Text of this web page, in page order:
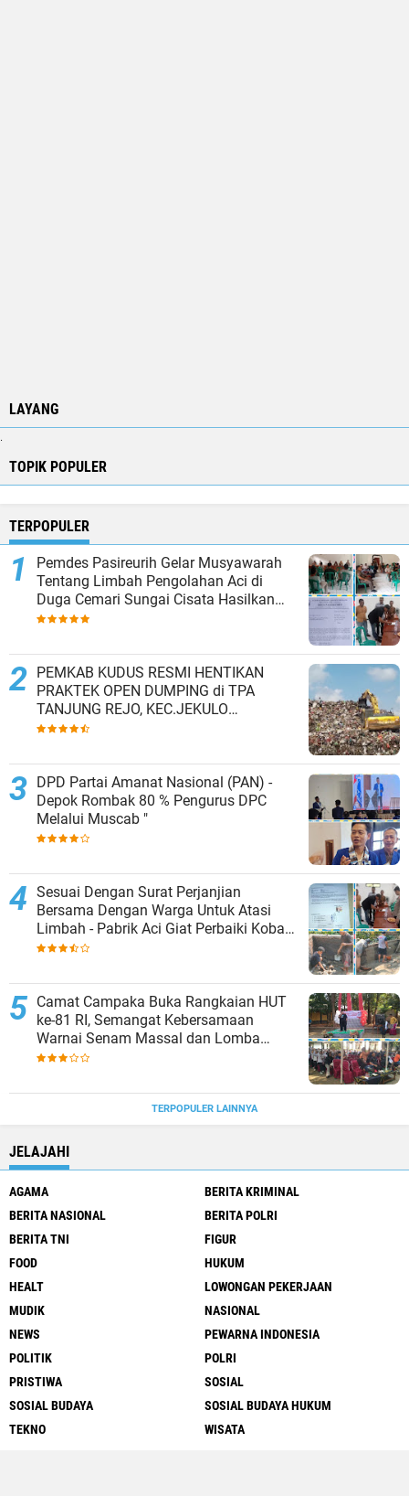
LAYANG
.
TOPIK POPULER
TERPOPULER
Pemdes Pasireurih Gelar Musyawarah
Tentang Limbah Pengolahan Aci di
Duga Cemari Sungai Cisata Hasilkan
Kesepakatan Tutup Sementara
PEMKAB KUDUS RESMI HENTIKAN
PRAKTEK OPEN DUMPING di TPA
TANJUNG REJO, KEC.JEKULO
KAB.KUDUS,BERLAKUKAN SISTEM
DPD Partai Amanat Nasional (PAN) -
Depok Rombak 80 % Pengurus DPC
Melalui Muscab "
Sesuai Dengan Surat Perjanjian
Bersama Dengan Warga Untuk Atasi
Limbah - Pabrik Aci Giat Perbaiki Kobak
Penampungan Air
Camat Campaka Buka Rangkaian HUT
ke-81 RI, Semangat Kebersamaan
Warnai Senam Massal dan Lomba
Karaoke Perangkat Desa
TERPOPULER LAINNYA
JELAJAHI
AGAMA
BERITA KRIMINAL
BERITA NASIONAL
BERITA POLRI
BERITA TNI
FIGUR
FOOD
HUKUM
HEALT
LOWONGAN PEKERJAAN
MUDIK
NASIONAL
NEWS
PEWARNA INDONESIA
POLITIK
POLRI
PRISTIWA
SOSIAL
SOSIAL BUDAYA
SOSIAL BUDAYA HUKUM
TEKNO
WISATA